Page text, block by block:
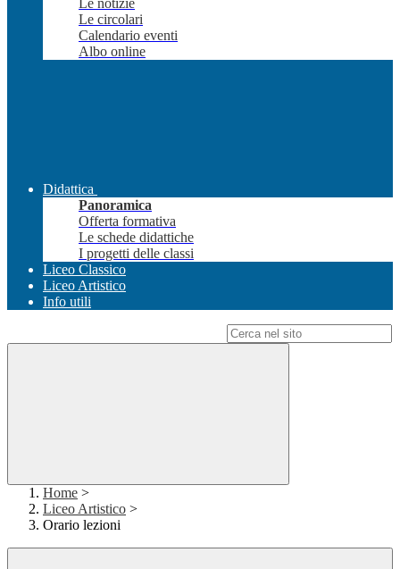
Le notizie
Le circolari
Calendario eventi
Albo online
Didattica
Panoramica
Offerta formativa
Le schede didattiche
I progetti delle classi
Liceo Classico
Liceo Artistico
Info utili
Home >
Liceo Artistico >
Orario lezioni